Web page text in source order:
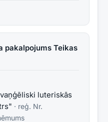
pakalpojums Teikas
luteriskās
· reģ. Nr.